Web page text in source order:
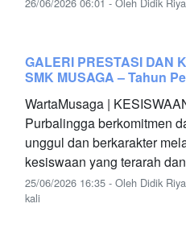
GALERI PRESTASI DAN
SMK MUSAGA – Tahun
WartaMusaga |
Purbalingga berkomitmen
unggul dan berkarakter
kesiswaan yang terarah
25/06/2026 16:35 - Oleh Didik
kali